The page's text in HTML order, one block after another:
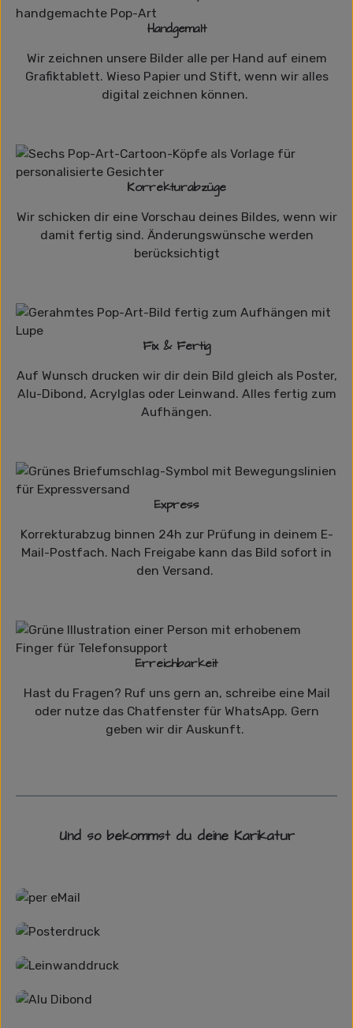
Handgemalt
Wir zeichnen unsere Bilder alle per Hand auf einem
Grafiktablett. Wieso Papier und Stift, wenn wir alles
digital zeichnen können.
Korrekturabzüge
Wir schicken dir eine Vorschau deines Bildes, wenn wir
damit fertig sind. Änderungswünsche werden
berücksichtigt
Fix & Fertig
Auf Wunsch drucken wir dir dein Bild gleich als Poster,
Alu-Dibond, Acrylglas oder Leinwand. Alles fertig zum
Aufhängen.
Express
Korrekturabzug binnen 24h zur Prüfung in deinem E-
Mail-Postfach. Nach Freigabe kann das Bild sofort in
den Versand.
Erreichbarkeit
Hast du Fragen? Ruf uns gern an, schreibe eine Mail
oder nutze das Chatfenster für WhatsApp. Gern
geben wir dir Auskunft.
Und so bekommst du deine Karikatur